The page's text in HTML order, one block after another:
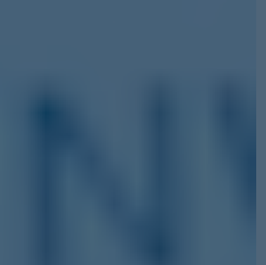
und Website in diesem Browser für
Kommentar speichern.